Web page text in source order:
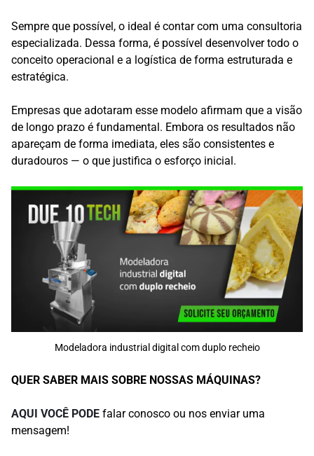
Sempre que possível, o ideal é contar com uma consultoria
especializada. Dessa forma, é possível desenvolver todo o
conceito operacional e a logística de forma estruturada e
estratégica.
Empresas que adotaram esse modelo afirmam que a visão
de longo prazo é fundamental. Embora os resultados não
apareçam de forma imediata, eles são consistentes e
duradouros — o que justifica o esforço inicial.
Modeladora industrial digital com duplo recheio
QUER SABER MAIS SOBRE NOSSAS MÁQUINAS?
AQUI VOCÊ PODE falar conosco ou nos enviar uma
mensagem!